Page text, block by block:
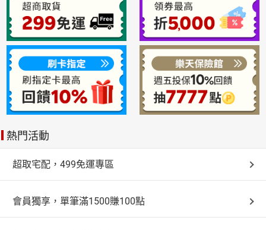
熱門活動
超取宅配，499免運專區
會員獨享，單筆滿1500賺100點